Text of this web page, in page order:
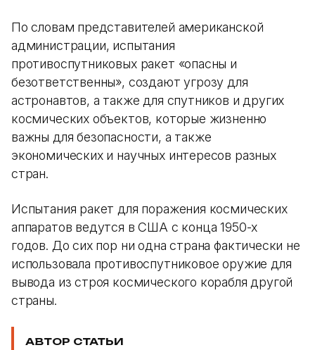
По словам представителей американской
администрации, испытания
противоспутниковых ракет «опасны и
безответственны», создают угрозу для
астронавтов, а также для спутников и других
космических объектов, которые жизненно
важны для безопасности, а также
экономических и научных интересов разных
стран.
Испытания ракет для поражения космических
аппаратов ведутся в США с конца 1950-х
годов. До сих пор ни одна страна фактически не
использовала противоспутниковое оружие для
вывода из строя космического корабля другой
страны.
АВТОР СТАТЬИ